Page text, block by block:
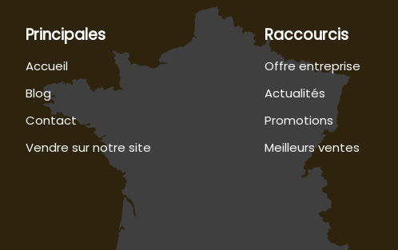
Principales
Accueil
Blog
Contact
Vendre sur notre site
Raccourcis
Offre entreprise
Actualités
Promotions
Meilleurs ventes